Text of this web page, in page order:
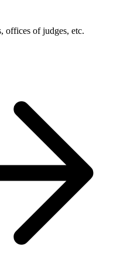
offices of judges, etc.